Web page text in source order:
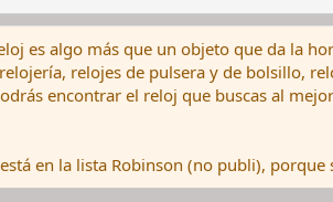
es algo más que un objeto que da la
relojes de pulsera y de bolsillo,
encontrar el reloj que buscas al
en la lista Robinson (no publi), porque